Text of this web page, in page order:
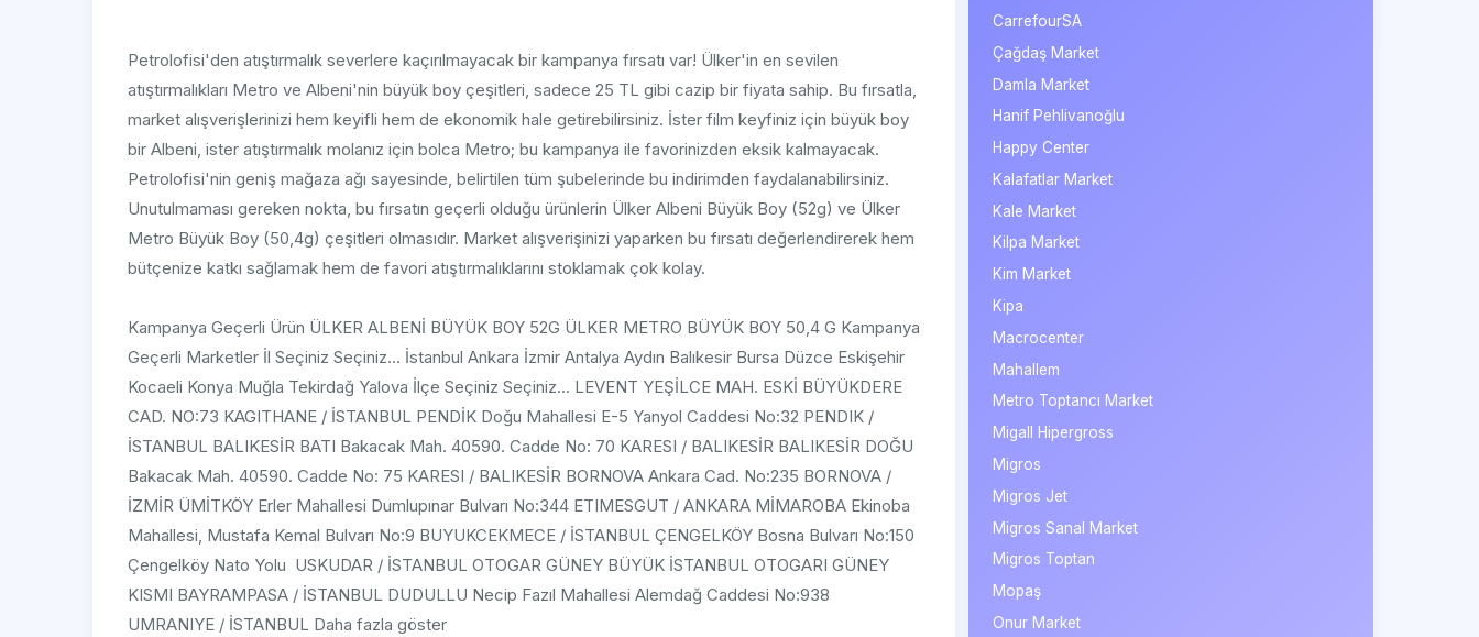
Petrolofisi'den atıştırmalık severlere kaçırılmayacak bir kampanya fırsatı var! Ülker'in en sevilen
atıştırmalıkları Metro ve Albeni'nin büyük boy çeşitleri, sadece 25 TL gibi cazip bir fiyata sahip. Bu fırsatla,
market alışverişlerinizi hem keyifli hem de ekonomik hale getirebilirsiniz. İster film keyfiniz için büyük boy
bir Albeni, ister atıştırmalık molanız için bolca Metro; bu kampanya ile favorinizden eksik kalmayacak.
Petrolofisi'nin geniş mağaza ağı sayesinde, belirtilen tüm şubelerinde bu indirimden faydalanabilirsiniz.
Unutulmaması gereken nokta, bu fırsatın geçerli olduğu ürünlerin Ülker Albeni Büyük Boy (52g) ve Ülker
Metro Büyük Boy (50,4g) çeşitleri olmasıdır. Market alışverişinizi yaparken bu fırsatı değerlendirerek hem
bütçenize katkı sağlamak hem de favori atıştırmalıklarını stoklamak çok kolay.
Kampanya Geçerli Ürün ÜLKER ALBENİ BÜYÜK BOY 52G ÜLKER METRO BÜYÜK BOY 50,4 G Kampanya
Geçerli Marketler İl Seçiniz Seçiniz... İstanbul Ankara İzmir Antalya Aydın Balıkesir Bursa Düzce Eskişehir
Kocaeli Konya Muğla Tekirdağ Yalova İlçe Seçiniz Seçiniz... LEVENT YEŞİLCE MAH. ESKİ BÜYÜKDERE
CAD. NO:73 KAGITHANE / İSTANBUL PENDİK Doğu Mahallesi E-5 Yanyol Caddesi No:32 PENDIK /
İSTANBUL BALIKESİR BATI Bakacak Mah. 40590. Cadde No: 70 KARESI / BALIKESİR BALIKESİR DOĞU
Bakacak Mah. 40590. Cadde No: 75 KARESI / BALIKESİR BORNOVA Ankara Cad. No:235 BORNOVA /
İZMİR ÜMİTKÖY Erler Mahallesi Dumlupınar Bulvarı No:344 ETIMESGUT / ANKARA MİMAROBA Ekinoba
Mahallesi, Mustafa Kemal Bulvarı No:9 BUYUKCEKMECE / İSTANBUL ÇENGELKÖY Bosna Bulvarı No:150
Çengelköy Nato Yolu USKUDAR / İSTANBUL OTOGAR GÜNEY BÜYÜK İSTANBUL OTOGARI GÜNEY
KISMI BAYRAMPASA / İSTANBUL DUDULLU Necip Fazıl Mahallesi Alemdağ Caddesi No:938
UMRANIYE / İSTANBUL Daha fazla göster
CarrefourSA
Çağdaş Market
Damla Market
Hanif Pehlivanoğlu
Happy Center
Kalafatlar Market
Kale Market
Kilpa Market
Kim Market
Kipa
Macrocenter
Mahallem
Metro Toptancı Market
Migall Hipergross
Migros
Migros Jet
Migros Sanal Market
Migros Toptan
Mopaş
Onur Market